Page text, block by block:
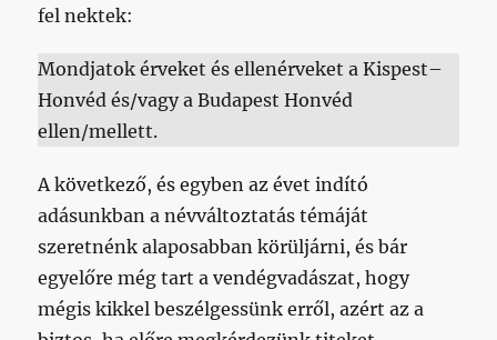
fel nektek:
Mondjatok érveket és ellenérveket a Kispest–
Honvéd és/vagy a Budapest Honvéd
ellen/mellett.
A következő, és egyben az évet indító
adásunkban a névváltoztatás témáját
szeretnénk alaposabban körüljárni, és bár
egyelőre még tart a vendégvadászat, hogy
mégis kikkel beszélgessünk erről, azért az a